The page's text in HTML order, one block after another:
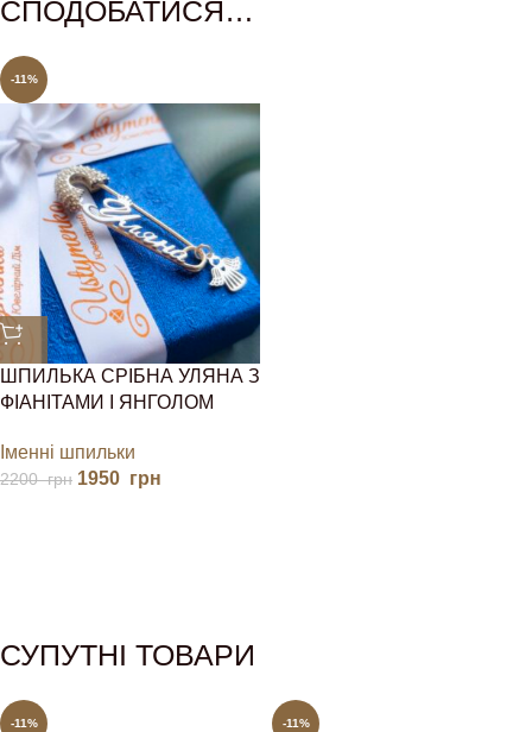
СПОДОБАТИСЯ…
-11%
ШПИЛЬКА СРІБНА УЛЯНА З
ФІАНІТАМИ І ЯНГОЛОМ
Іменні шпильки
2200грн 1950 грн
СУПУТНІ ТОВАРИ
-11% -11%